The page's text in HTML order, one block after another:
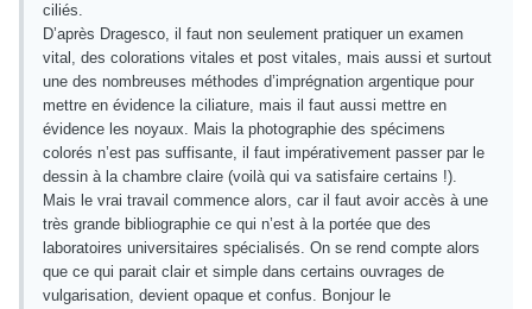
ciliés.
D’après Dragesco, il faut non seulement pratiquer un examen
vital, des colorations vitales et post vitales, mais aussi et surtout
une des nombreuses méthodes d’imprégnation argentique pour
mettre en évidence la ciliature, mais il faut aussi mettre en
évidence les noyaux. Mais la photographie des spécimens
colorés n’est pas suffisante, il faut impérativement passer par le
dessin à la chambre claire (voilà qui va satisfaire certains !).
Mais le vrai travail commence alors, car il faut avoir accès à une
très grande bibliographie ce qui n’est à la portée que des
laboratoires universitaires spécialisés. On se rend compte alors
que ce qui parait clair et simple dans certains ouvrages de
vulgarisation, devient opaque et confus. Bonjour le